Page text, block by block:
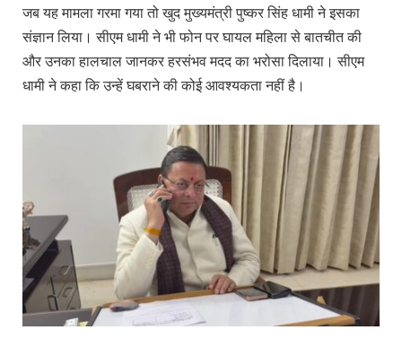
जब यह मामला गरमा गया तो खुद मुख्यमंत्री पुष्कर सिंह धामी ने इसका
संज्ञान लिया। सीएम धामी ने भी फोन पर घायल महिला से बातचीत की
और उनका हालचाल जानकर हरसंभव मदद का भरोसा दिलाया। सीएम
धामी ने कहा कि उन्हें घबराने की कोई आवश्यकता नहीं है।